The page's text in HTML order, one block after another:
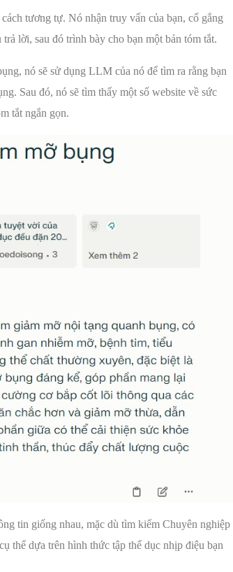
tương tự. Nó nhận truy vấn của bạn, cố gắng
lời, sau đó trình bày cho bạn một bản tóm tắt.
nó sẽ sử dụng LLM của nó để tìm ra rằng bạn
Sau đó, nó sẽ tìm thấy một số website về sức
tắt ngắn gọn.
tin giống nhau, mặc dù tìm kiếm Chuyên nghiệp
thể dựa trên hình thức tập thể dục nhịp điệu bạn